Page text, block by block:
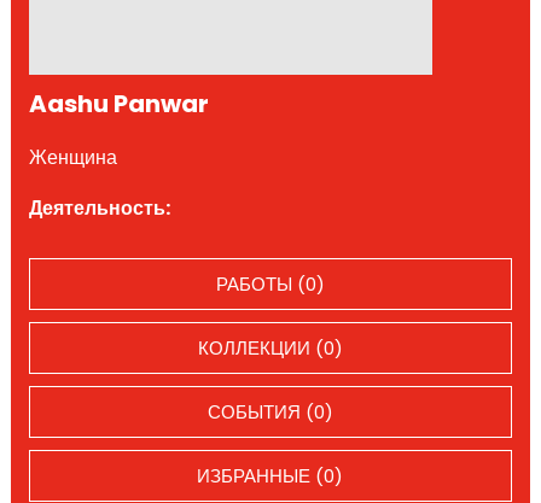
Aashu Panwar
Женщина
Деятельность:
РАБОТЫ (0)
КОЛЛЕКЦИИ (0)
СОБЫТИЯ (0)
ИЗБРАННЫЕ (0)